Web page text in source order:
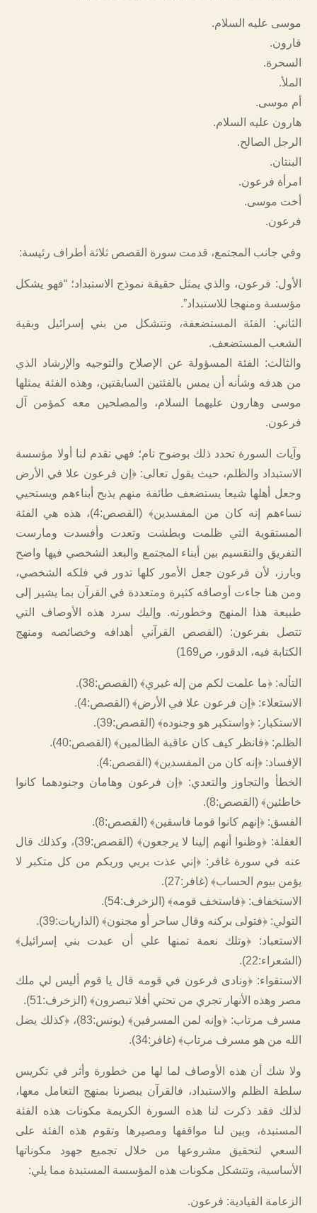
موسى عليه السلام.
قارون.
السحرة.
الملأ.
أم موسى.
هارون عليه السلام.
الرجل الصالح.
البنتان.
امرأة فرعون.
أخت موسى.
فرعون.
وفي جانب المجتمع، قدمت سورة القصص ثلاثة أطراف رئيسة:
الأول: فرعون، والذي يمثل حقيقة نموذج الاستبداد؛ “فهو يشكل
مؤسسة ومنهجا للاستبداد”.
الثاني: الفئة المستضعفة، وتتشكل من بني إسرائيل وبقية
الشعب المستضعف.
والثالث: الفئة المسؤولة عن الإصلاح والتوجيه والإرشاد الذي
من هدفه وشأنه أن يمس بالفئتين السابقتين، وهذه الفئة يمثلها
موسى وهارون عليهما السلام، والمصلحين معه كمؤمن آل
فرعون.
وآيات السورة تحدد ذلك بوضوح تام؛ فهي تقدم لنا أولا مؤسسة
الاستبداد والظلم، حيث يقول تعالى: ﴿إن فرعون علا في الأرض
وجعل أهلها شيعا يستضعف طائفة منهم يذبح أبناءهم ويستحيي
نساءهم إنه كان من المفسدين﴾ (القصص:4)، هذه هي الفئة
المستقوية التي ظلمت وبطشت وتعدت وأفسدت ومارست
التفريق والتقسيم بين أبناء المجتمع والبعد الشخصي فيها واضح
وبارز، لأن فرعون جعل الأمور كلها تدور في فلكه الشخصي،
ومن هنا جاءت أوصافه كثيرة ومتعددة في القرآن بما يشير إلى
طبيعة هذا المنهج وخطورته. وإليك سرد هذه الأوصاف التي
تتصل بفرعون: (القصص القرآني أهدافه وخصائصه ومنهج
الكتابة فيه، الدقور، ص169)
التأله: ﴿ما علمت لكم من إله غيري﴾ (القصص:38).
الاستعلاء: ﴿إن فرعون علا في الأرض﴾ (القصص:4).
الاستكبار: ﴿واستكبر هو وجنوده﴾ (القصص:39).
الظلم: ﴿فانظر كيف كان عاقبة الظالمين﴾ (القصص:40).
الإفساد: ﴿إنه كان من المفسدين﴾ (القصص:4).
الخطأ والتجاوز والتعدي: ﴿إن فرعون وهامان وجنودهما كانوا
خاطئين﴾ (القصص:8).
الفسق: ﴿إنهم كانوا قوما فاسقين﴾ (القصص:8).
الغفلة: ﴿وظنوا أنهم إلينا لا يرجعون﴾ (القصص:39)، وكذلك قال
عنه في سورة غافر: ﴿إني عذت بربي وربكم من كل متكبر لا
يؤمن بيوم الحساب﴾ (غافر:27).
الاستخفاف: ﴿فاستخف قومه﴾ (الزخرف:54).
التولي: ﴿فتولى بركنه وقال ساحر أو مجنون﴾ (الذاريات:39).
الاستعباد: ﴿وتلك نعمة تمنها علي أن عبدت بني إسرائيل﴾
(الشعراء:22).
الاستقواء: ﴿ونادى فرعون في قومه قال يا قوم أليس لي ملك
مصر وهذه الأنهار تجري من تحتي أفلا تبصرون﴾ (الزخرف:51).
مسرف مرتاب: ﴿وإنه لمن المسرفين﴾ (يونس:83)، ﴿كذلك يضل
الله من هو مسرف مرتاب﴾ (غافر:34).
ولا شك أن هذه الأوصاف لما لها من خطورة وأثر في تكريس
سلطة الظلم والاستبداد، فالقرآن يبصرنا بمنهج التعامل معها،
لذلك فقد ذكرت لنا هذه السورة الكريمة مكونات هذه الفئة
المستبدة، وبين لنا مواقفها ومصيرها وتقوم هذه الفئة على
السعي لتحقيق مشروعها من خلال تجميع جهود مكوناتها
الأساسية، وتتشكل مكونات هذه المؤسسة المستبدة مما يلي:
الزعامة القيادية: فرعون.